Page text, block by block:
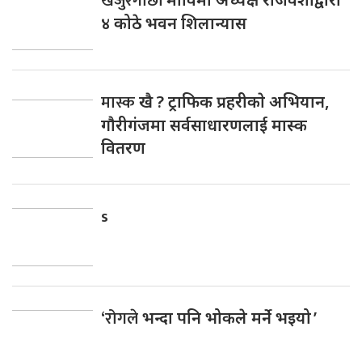
४ कोठे भवन शिलान्यास
मास्कखै ? ट्राफिक प्रहरीकाे अभियान,
गाैरीगंजमा सर्वसाधारणलाई मास्क
वितरण
s
‘रोगलेभन्दा पनि भोकले मर्ने भइयो ’